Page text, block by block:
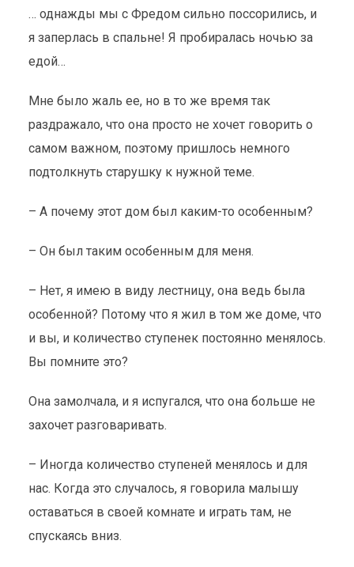
… однажды мы с Фредом сильно поссорились, и
я заперлась в спальне! Я пробиралась ночью за
едой…
Мне было жаль ее, но в то же время так
раздражало, что она просто не хочет говорить о
самом важном, поэтому пришлось немного
подтолкнуть старушку к нужной теме.
– А почему этот дом был каким-то особенным?
– Он был таким особенным для меня.
– Нет, я имею в виду лестницу, она ведь была
особенной? Потому что я жил в том же доме, что
и вы, и количество ступенек постоянно менялось.
Вы помните это?
Она замолчала, и я испугался, что она больше не
захочет разговаривать.
– Иногда количество ступеней менялось и для
нас. Когда это случалось, я говорила малышу
оставаться в своей комнате и играть там, не
спускаясь вниз.